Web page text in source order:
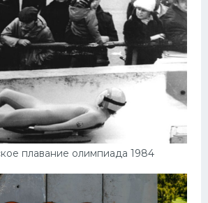
плавание олимпиада 1984